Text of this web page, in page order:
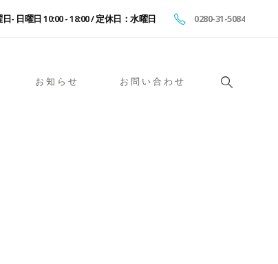
日- 日曜日 10:00 - 18:00 / 定休日：水曜日 0280-31-5084
お知らせ お問い合わせ